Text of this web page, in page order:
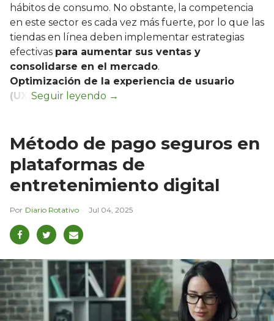
hábitos de consumo. No obstante, la competencia
en este sector es cada vez más fuerte, por lo que las
tiendas en línea deben implementar estrategias
efectivas para aumentar sus ventas y
consolidarse en el mercado.
Optimización de la experiencia de usuario
(UX)
Método de pago seguros en
plataformas de
entretenimiento digital
Diario Rotativo Jul 04, 2025